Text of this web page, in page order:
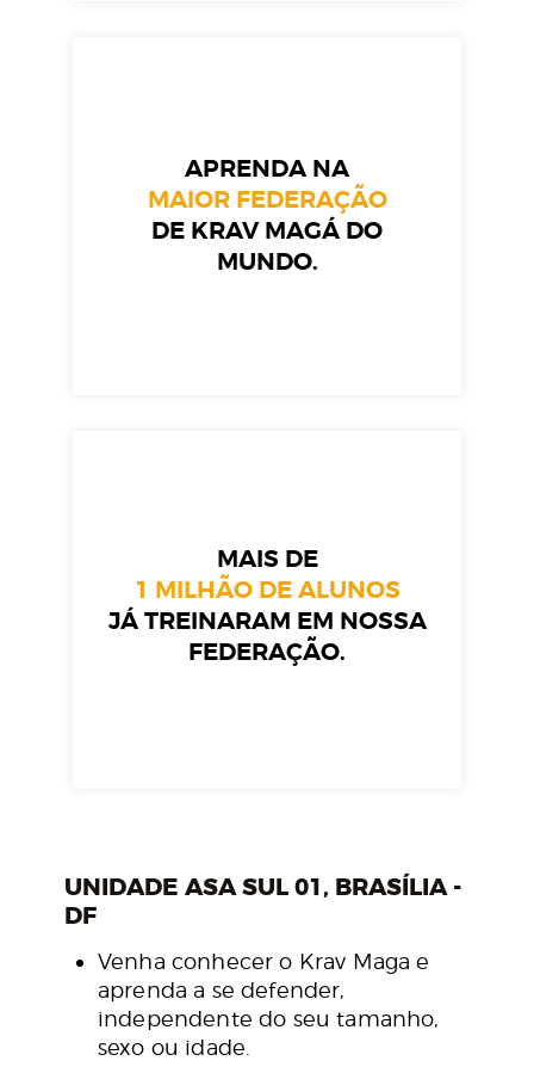
APRENDA NA
MAIOR FEDERAÇÃO
DE KRAV MAGÁ DO
MUNDO.
MAIS DE
1 MILHÃO DE ALUNOS
JÁ TREINARAM EM NOSSA
FEDERAÇÃO.
UNIDADE ASA SUL 01, BRASÍLIA -
DF
Venha conhecer o Krav Maga e
aprenda a se defender,
independente do seu tamanho,
sexo ou idade.